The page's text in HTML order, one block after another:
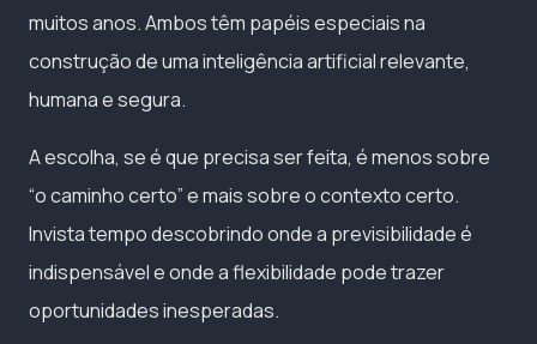
muitos anos. Ambos têm papéis especiais na
construção de uma inteligência artificial relevante,
humana e segura.
A escolha, se é que precisa ser feita, é menos sobre
“o caminho certo” e mais sobre o contexto certo.
Invista tempo descobrindo onde a previsibilidade é
indispensável e onde a flexibilidade pode trazer
oportunidades inesperadas.